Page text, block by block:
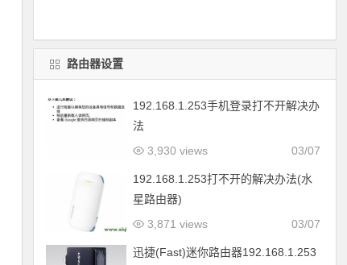
路由器设置
192.168.1.253手机登录打不开解决办
法
03/07
3,930 views
192.168.1.253打不开的解决办法(水
星路由器)
03/07
3,871 views
迅捷(Fast)迷你路由器192.168.1.253